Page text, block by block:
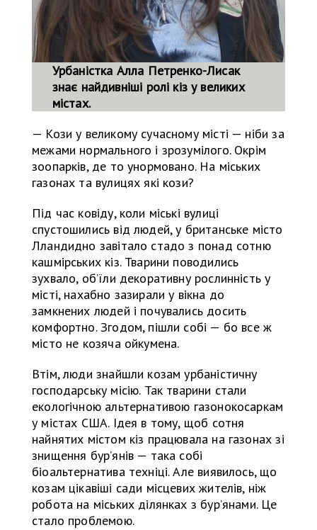
Урбаністка Алла Петренко-Лисак
знає найдивніші ролі кіз у великих
містах.
— Кози у великому сучасному місті — ніби за
межами нормального і зрозумілого. Окрім
зоопарків, де то унормовано. На міських
газонах та вулицях які кози?
Під час ковіду, коли міські вулиці
спустошились від людей, у британське місто
Лландидно завітало стадо з понад сотню
кашмірських кіз. Тварини поводились
зухвало, об’їли декоративну рослинність у
місті, нахабно зазирали у вікна до
замкнених людей і почувались досить
комфортно. Згодом, пішли собі — бо все ж
місто не козяча ойкумена.
Втім, люди знайшли козам урбаністичну
господарську місію. Так тварини стали
екологічною альтернативою газонокосаркам
у містах США. Ідея в тому, щоб сотня
найнятих містом кіз працювала на газонах зі
знищення бур’янів — така собі
біоальтернатива техніці. Але виявилось, що
козам цікавіші сади місцевих жителів, ніж
робота на міських ділянках з бур’янами. Це
стало проблемою.